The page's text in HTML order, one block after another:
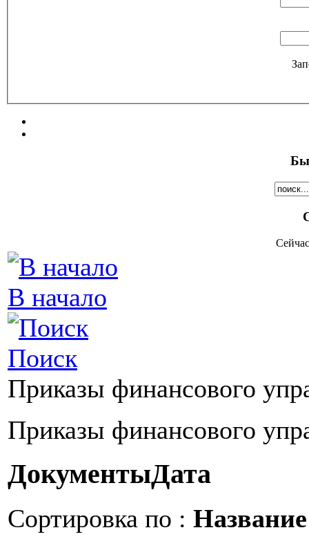
В начало
Поиск
Приказы финансового
Приказы финансового
ДокументыДата
Сортировка по :